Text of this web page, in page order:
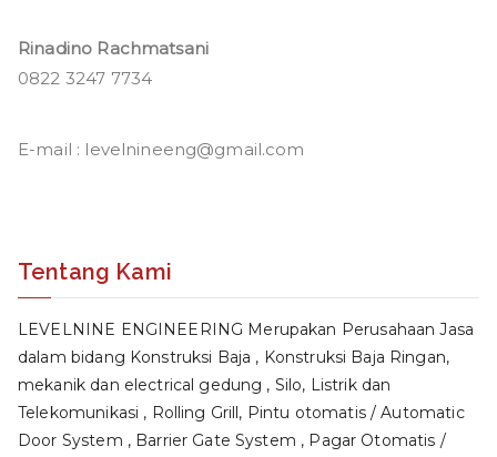
Rinadino Rachmatsani
0822 3247 7734
E-mail : levelnineeng@gmail.com
Tentang Kami
LEVELNINE ENGINEERING Merupakan Perusahaan Jasa
dalam bidang Konstruksi Baja , Konstruksi Baja Ringan,
mekanik dan electrical gedung , Silo, Listrik dan
Telekomunikasi , Rolling Grill, Pintu otomatis / Automatic
Door System , Barrier Gate System , Pagar Otomatis /